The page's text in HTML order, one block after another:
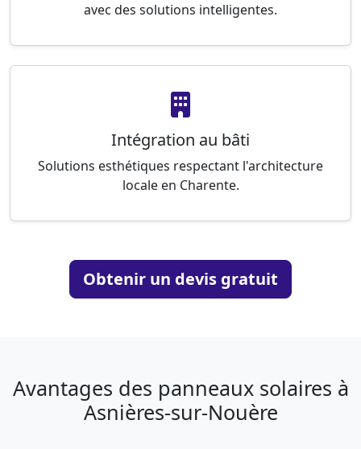
avec des solutions intelligentes.
Intégration au bâti
Solutions esthétiques respectant l'architecture
locale en Charente.
Obtenir un devis gratuit
Avantages des panneaux solaires à
Asnières-sur-Nouère